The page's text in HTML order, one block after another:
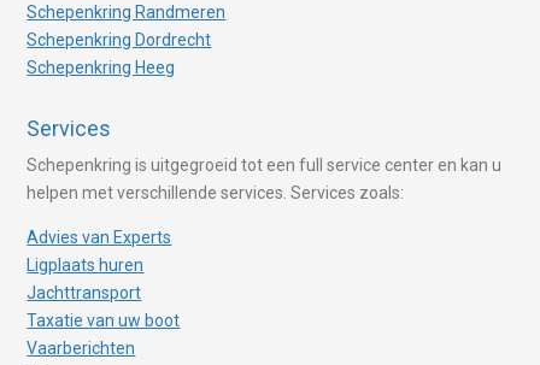
Schepenkring Randmeren
Schepenkring Dordrecht
Schepenkring Heeg
Services
Schepenkring is uitgegroeid tot een full service center en kan u
helpen met verschillende services. Services zoals:
Advies van Experts
Ligplaats huren
Jachttransport
Taxatie van uw boot
Vaarberichten